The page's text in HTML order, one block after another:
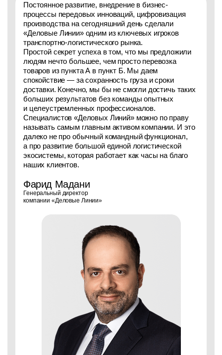
Постоянное развитие, внедрение в бизнес-
процессы передовых инноваций, цифровизация
производства на сегодняшний день сделали
«Деловые Линии» одним из ключевых игроков
транспортно-логистического рынка.
Простой секрет успеха в том, что мы предложили
людям нечто большее, чем просто перевозка
товаров из пункта А в пункт Б. Мы даем
спокойствие — за сохранность груза и сроки
доставки. Конечно, мы бы не смогли достичь таких
больших результатов без команды опытных
и целеустремленных профессионалов.
Специалистов «Деловых Линий» можно по праву
называть самым главным активом компании. И это
далеко не про обычный командный функционал,
а про развитие большой единой логистической
экосистемы, которая работает как часы на благо
наших клиентов.
Фарид Мадани
Генеральный директор
компании «Деловые Линии»